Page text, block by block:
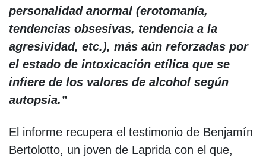
personalidad anormal (erotomanía,
tendencias obsesivas, tendencia a la
agresividad, etc.), más aún reforzadas por
el estado de intoxicación etílica que se
infiere de los valores de alcohol según
autopsia.”
El informe recupera el testimonio de Benjamín
Bertolotto, un joven de Laprida con el que,